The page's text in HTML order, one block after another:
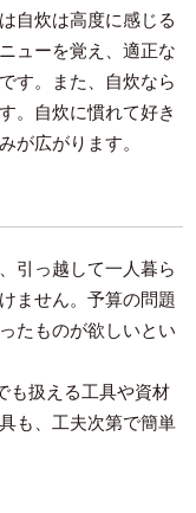
自炊は高度に感じる
ューを覚え、適正な
す。また、自炊なら
。自炊に慣れて好き
が広がります。
引っ越して一人暮ら
ません。予算の問題
たものが欲しいとい
も扱える工具や資材
も、工夫次第で簡単